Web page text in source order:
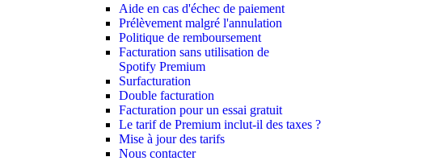
Aide en cas d'échec de paiement
Prélèvement malgré l'annulation
Politique de remboursement
Facturation sans utilisation de
Spotify Premium
Surfacturation
Double facturation
Facturation pour un essai gratuit
Le tarif de Premium inclut-il des taxes ?
Mise à jour des tarifs
Nous contacter